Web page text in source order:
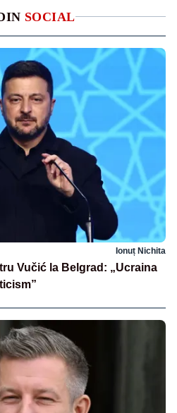
SOCIAL
Ionuț Nichita
Vučić la Belgrad: „Ucraina